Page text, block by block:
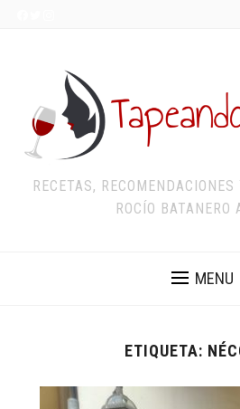
RECETAS,
ROCÍO BATANERO
MENU
ETIQUETA: